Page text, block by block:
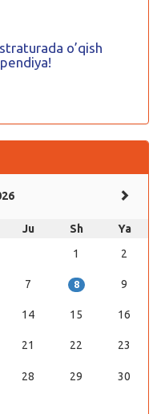
o’qish
Ju Sh
Ya
1
2
7 8 9
14 15 16
21 22 23
28 29 30